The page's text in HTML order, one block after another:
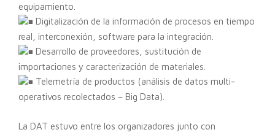
equipamiento.
Digitalización de la información de procesos en tiempo
real, interconexión, software para la integración.
Desarrollo de proveedores, sustitución de
importaciones y caracterización de materiales.
Telemetría de productos (análisis de datos multi-
operativos recolectados – Big Data).
La DAT estuvo entre los organizadores junto con